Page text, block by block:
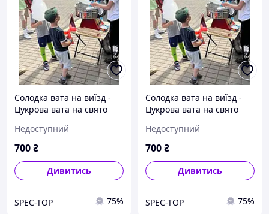
Солодка вата на виїзд -
Цукрова вата на свято
Недоступний
700₴
Дивитись
SPEC-TOP 75%
Солодка вата на виїзд -
Цукрова вата на свято
Недоступний
700₴
Дивитись
SPEC-TOP 75%